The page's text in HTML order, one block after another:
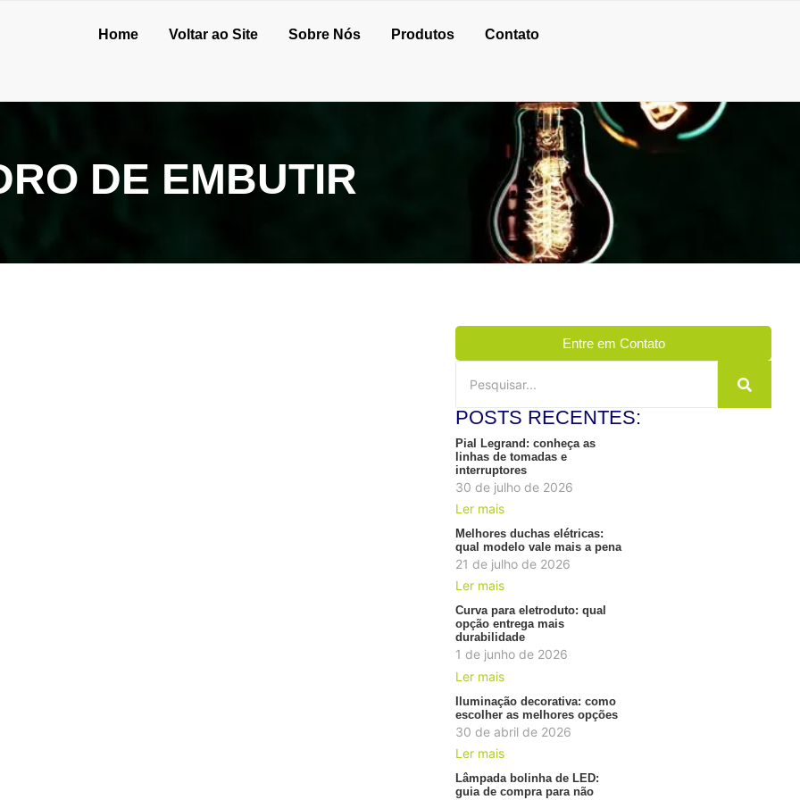
Home Voltar ao Site Sobre Nós Produtos Contato
DE EMBUTIR
Entre em Contato
POSTS RECENTES:
Pial Legrand: conheça as
linhas de tomadas e
interruptores
30 de julho de 2026
Ler mais
Melhores duchas elétricas:
qual modelo vale mais a pena
21 de julho de 2026
Ler mais
Curva para eletroduto: qual
opção entrega mais
durabilidade
1 de junho de 2026
Ler mais
Iluminação decorativa: como
escolher as melhores opções
30 de abril de 2026
Ler mais
Lâmpada bolinha de LED:
guia de compra para não